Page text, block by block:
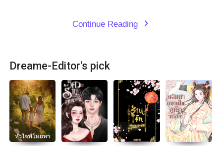
Continue Reading expand_more
Dreame-Editor's pick